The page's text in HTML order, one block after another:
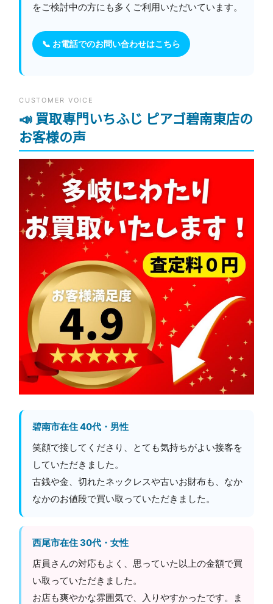
をご検討中の方にも多くご利用いただいています。
📞 お電話でのお問い合わせはこちら
CUSTOMER VOICE
📣 買取専門いちふじ ピアゴ碧南東店の
お客様の声
碧南市在住 40代・男性
笑顔で接してくださり、とても気持ちがよい接客を
していただきました。
古銭や金、切れたネックレスや古いお財布も、なか
なかのお値段で買い取っていただきました。
西尾市在住 30代・女性
店員さんの対応もよく、思っていた以上の金額で買
い取っていただきました。
お店も爽やかな雰囲気で、入りやすかったです。ま